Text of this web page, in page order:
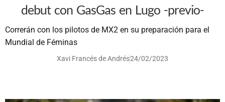
debut con GasGas en Lugo -previo-
Correrán con los pilotos de MX2 en su preparación para el
Mundial de Féminas
Xavi Francés de Andrés24/02/2023